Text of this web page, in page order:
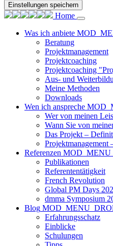
Einstellungen speichern
Home
Was ich anbiete
Beratung
Projektmanagement
Projektcoaching
Projektcoaching
Aus- und
Meine Methoden
Downloads
Wen ich anspreche
Wer von meinen
Wann Sie von
Das Projekt –
Projektmanagement
Referenzen
Publikationen
Referententätigkeit
French Revolution
Global PM Days
dmma Symposium
Blog
Erfahrungsschatz
Einblicke
Schulungen